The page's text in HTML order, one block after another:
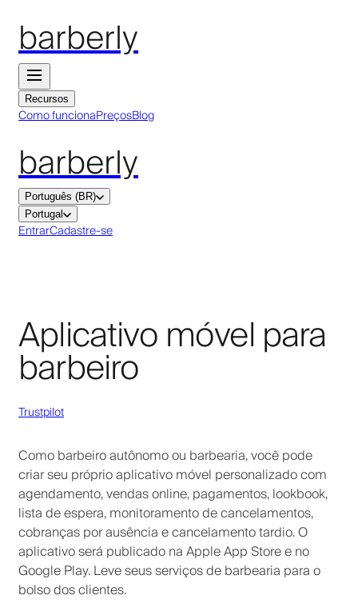
barberly
Recursos
Como funcionaPreçosBlog
barberly
Português (BR)
Portugal
EntrarCadastre-se
Aplicativo móvel para
barbeiro
Trustpilot
Como barbeiro autônomo ou barbearia, você pode
criar seu próprio aplicativo móvel personalizado com
agendamento, vendas online, pagamentos, lookbook,
lista de espera, monitoramento de cancelamentos,
cobranças por ausência e cancelamento tardio. O
aplicativo será publicado na Apple App Store e no
Google Play. Leve seus serviços de barbearia para o
bolso dos clientes.